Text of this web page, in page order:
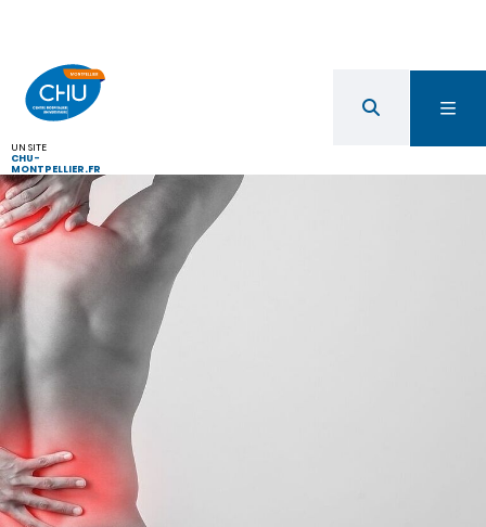
UN SITE
CHU-
MONTPELLIER.FR